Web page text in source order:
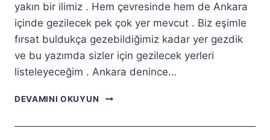
yakın bir ilimiz . Hem çevresinde hem de Ankara
içinde gezilecek pek çok yer mevcut . Biz eşimle
fırsat buldukça gezebildiğimiz kadar yer gezdik
ve bu yazımda sizler için gezilecek yerleri
listeleyeceğim . Ankara denince…
DEVAMINI OKUYUN
ULUS`TA